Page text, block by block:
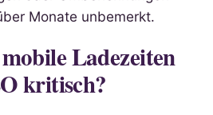
Monate unbemerkt.
Ladezeiten
kritisch?